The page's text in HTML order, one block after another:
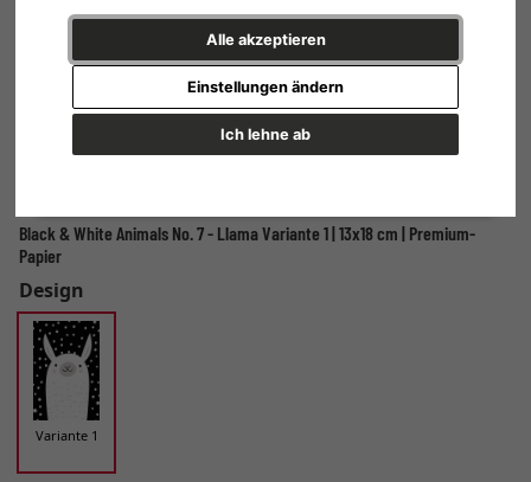
Alle akzeptieren
Ich lehne ab
Einstellungen ändern
Black & White Animals No. 7 - Llama Variante 1 | 13x18 cm | Premium-
Papier
Design
Variante 1